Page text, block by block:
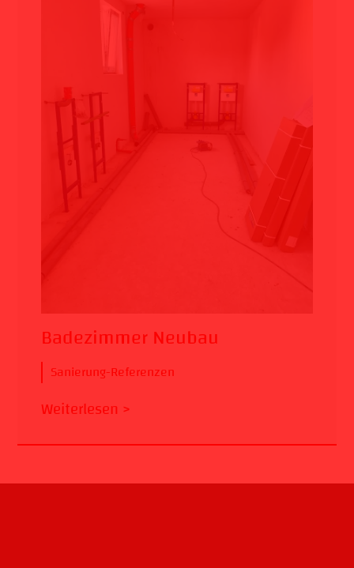
Badezimmer Neubau
Sanierung-Referenzen
Weiterlesen >